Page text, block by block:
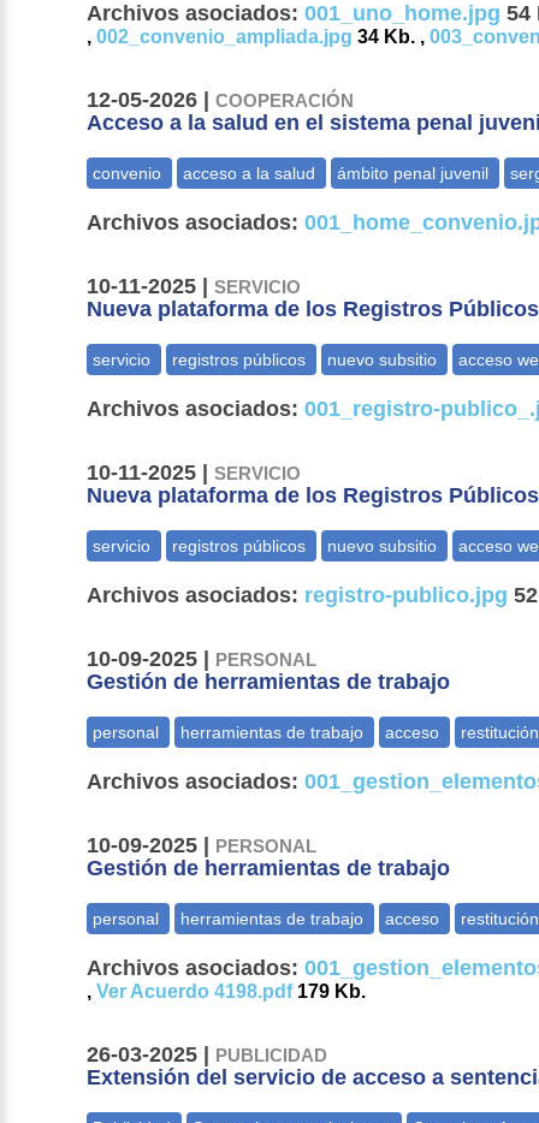
Archivos asociados: 001_uno_home.jpg 54
,002_convenio_ampliada.jpg 34 Kb. ,
12-05-2026 |COOPERACIÓN
Acceso a la salud en el sistema penal
Archivos asociados:
10-11-2025 |SERVICIO
Nueva plataforma de los Registros Públicos
Archivos asociados: 001_registro-
10-11-2025 |SERVICIO
Nueva plataforma de los Registros Públicos
Archivos asociados: registro-publico.jpg
10-09-2025 | PERSONAL
Gestión de herramientas de trabajo
Archivos asociados:
10-09-2025 | PERSONAL
Gestión de herramientas de trabajo
Archivos asociados:
,Ver Acuerdo 4198.pdf179 Kb.
26-03-2025 | PUBLICIDAD
Extensión del servicio de acceso a